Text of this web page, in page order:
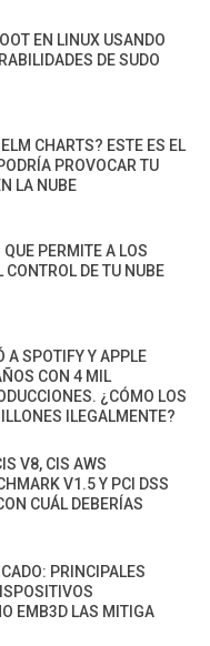
EN LINUX USANDO
DE SUDO
CHARTS? ESTE ES EL
PROVOCAR TU
LA NUBE
QUE PERMITE A LOS
CONTROL DE TU NUBE
A SPOTIFY Y APPLE
CON 4 MIL
¿CÓMO LOS
ILEGALMENTE?
V8, CIS AWS
V1.5 Y PCI DSS
CUÁL DEBERÍAS
PRINCIPALES
EMB3D LAS MITIGA